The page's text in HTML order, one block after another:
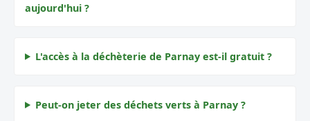
aujourd'hui ?
L'accès à la déchèterie de Parnay est-il gratuit ?
Peut-on jeter des déchets verts à Parnay ?